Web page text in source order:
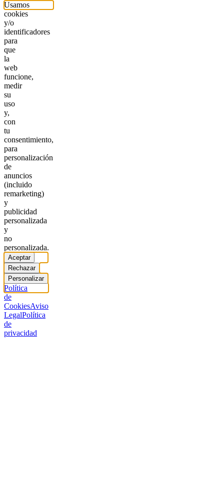
Usamos
cookies
y/o
identificadores
para
que
la
web
funcione,
medir
su
uso
y,
con
tu
consentimiento,
para
personalización
de
anuncios
(incluido
remarketing)
y
publicidad
personalizada
y
no
personalizada.
Aceptar
Rechazar
Personalizar
Política
de
CookiesAviso
LegalPolítica
de
privacidad